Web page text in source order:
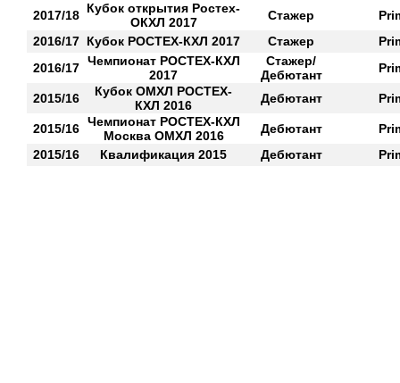
2017/18 Кубок открытия Ростех-
ОКХЛ 2017
Стажер
2016/17 Кубок РОСТЕХ-КХЛ 2017 Стажер
2016/17 Чемпионат РОСТЕХ-КХЛ
2017
Стажер/
Дебютант
2015/16
Кубок ОМХЛ РОСТЕХ-
КХЛ 2016
Дебютант
2015/16 Чемпионат РОСТЕХ-КХЛ
Москва ОМХЛ 2016
Дебютант
2015/16
Квалификация 2015 Дебютант